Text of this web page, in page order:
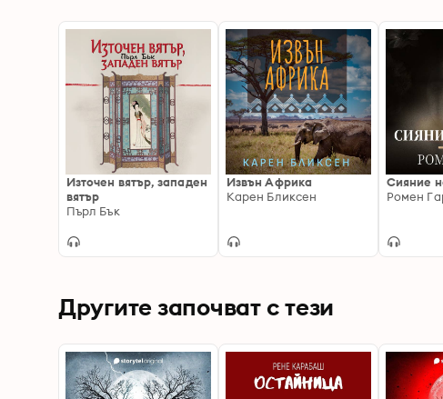
Източен вятър, западен
вятър
Пърл Бък
Извън Африка
Карен Бликсен
Сияние
Ромен
Другите започват с тези